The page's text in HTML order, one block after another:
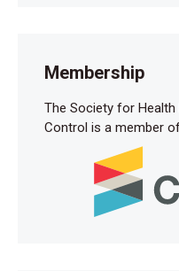
Membership
The Society for
Control is a member